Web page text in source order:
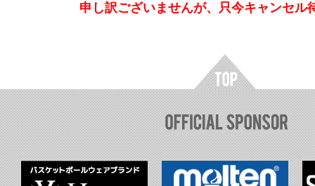
申し訳ございませんが、只今キャンセル